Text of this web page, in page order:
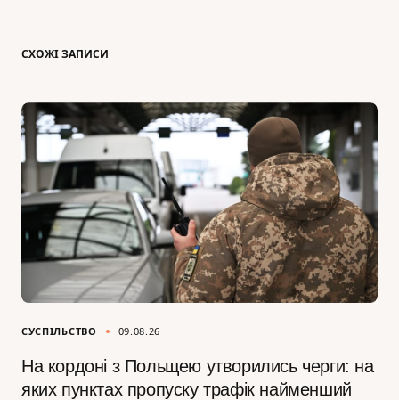
СХОЖІ ЗАПИСИ
СУСПІЛЬСТВО 09.08.26
На кордоні з Польщею утворились черги: на
яких пунктах пропуску трафік найменший